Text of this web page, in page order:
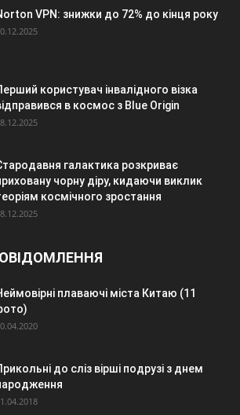
VPN: знижки до 72% до кінця року
користувач інвалідного візка
в космос з Blue Origin
галактика розкриває
чорну діру, кидаючи виклик
космічного зростання
плаваючі міста Китаю (11
до сліз вірші подрузі з днем